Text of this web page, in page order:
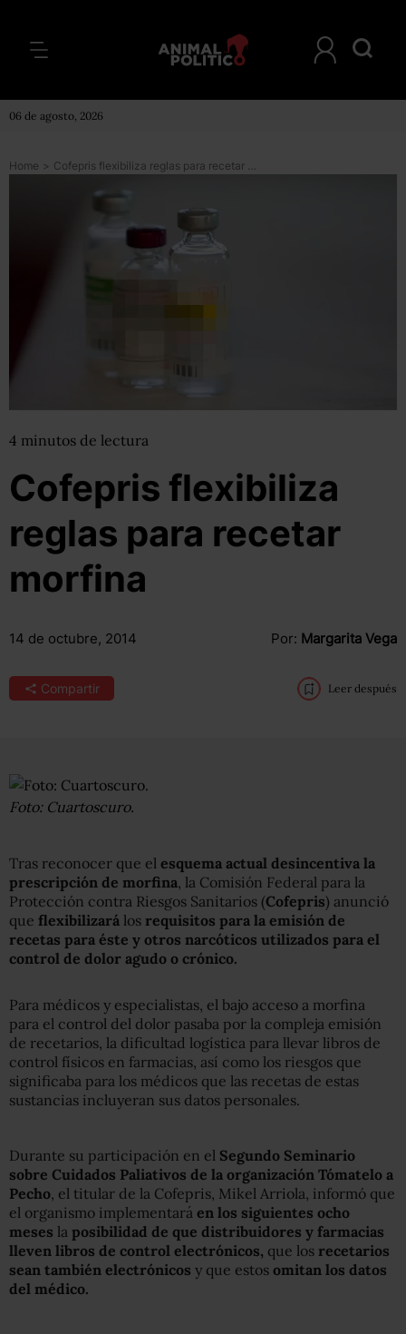
06 de agosto, 2026
Home > Cofepris flexibiliza reglas para recetar morfina
4 minutos de lectura
Cofepris flexibiliza
reglas para recetar
morfina
14 de octubre, 2014 Por: Margarita Vega
Compartir Leer después
Foto: Cuartoscuro.
Tras reconocer que el esquema actual desincentiva la
prescripción de morfina, la Comisión Federal para la
Protección contra Riesgos Sanitarios (Cofepris) anunció
que flexibilizará los requisitos para la emisión de
recetas para éste y otros narcóticos utilizados para el
control de dolor agudo o crónico.
Para médicos y especialistas, el bajo acceso a morfina
para el control del dolor pasaba por la compleja emisión
de recetarios, la dificultad logística para llevar libros de
control físicos en farmacias, así como los riesgos que
significaba para los médicos que las recetas de estas
sustancias incluyeran sus datos personales.
Durante su participación en el Segundo Seminario
sobre Cuidados Paliativos de la organización Tómatelo a
Pecho, el titular de la Cofepris, Mikel Arriola, informó que
el organismo implementará en los siguientes ocho
meses la posibilidad de que distribuidores y farmacias
lleven libros de control electrónicos, que los recetarios
sean también electrónicos y que estos omitan los datos
del médico.